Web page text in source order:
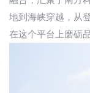
地到海峡穿越，从
在这个平台上磨砺